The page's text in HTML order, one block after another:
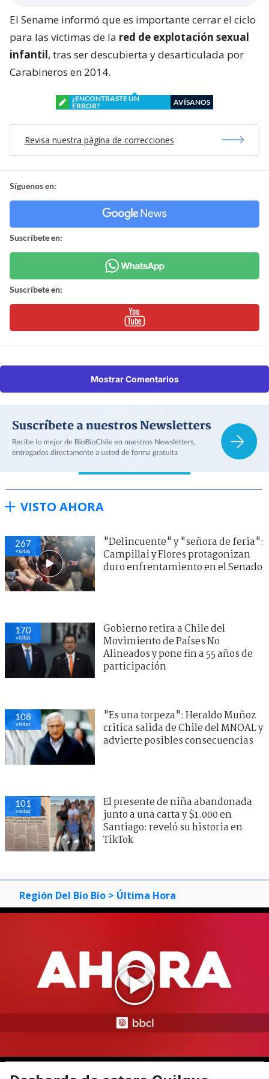
El Sename informó que es importante cerrar el ciclo
para las víctimas de la red de explotación sexual
infantil, tras ser descubierta y desarticulada por
Carabineros en 2014.
¿ENCONTRASTE UN
ERROR?
AVÍSANOS
Revisa nuestra página de correcciones
Síguenos en:
Suscríbete en:
Suscríbete en:
Mostrar Comentarios
VISTO AHORA
267
visitas
"Delincuente" y "señora de feria":
Campillai y Flores protagonizan
duro enfrentamiento en el Senado
170
visitas
Gobierno retira a Chile del
Movimiento de Países No
Alineados y pone fin a 55 años de
participación
108
visitas
"Es una torpeza": Heraldo Muñoz
critica salida de Chile del MNOAL y
advierte posibles consecuencias
101
visitas
El presente de niña abandonada
junto a una carta y $1.000 en
Santiago: reveló su historia en
TikTok
Región Del Bío Bío > Última Hora